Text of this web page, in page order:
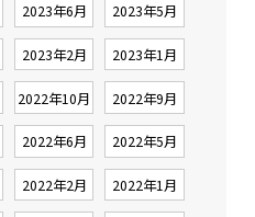
2023年6月 2023年5月
2023年2月 2023年1月
2022年10月 2022年9月
2022年6月 2022年5月
2022年2月 2022年1月